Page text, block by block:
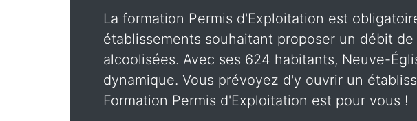
La formation Permis d'Exploitation est
établissements souhaitant proposer un débit de
alcoolisées. Avec ses 624 habitants, Neuve-
dynamique. Vous prévoyez d'y ouvrir un
Formation Permis d'Exploitation est pour vous !